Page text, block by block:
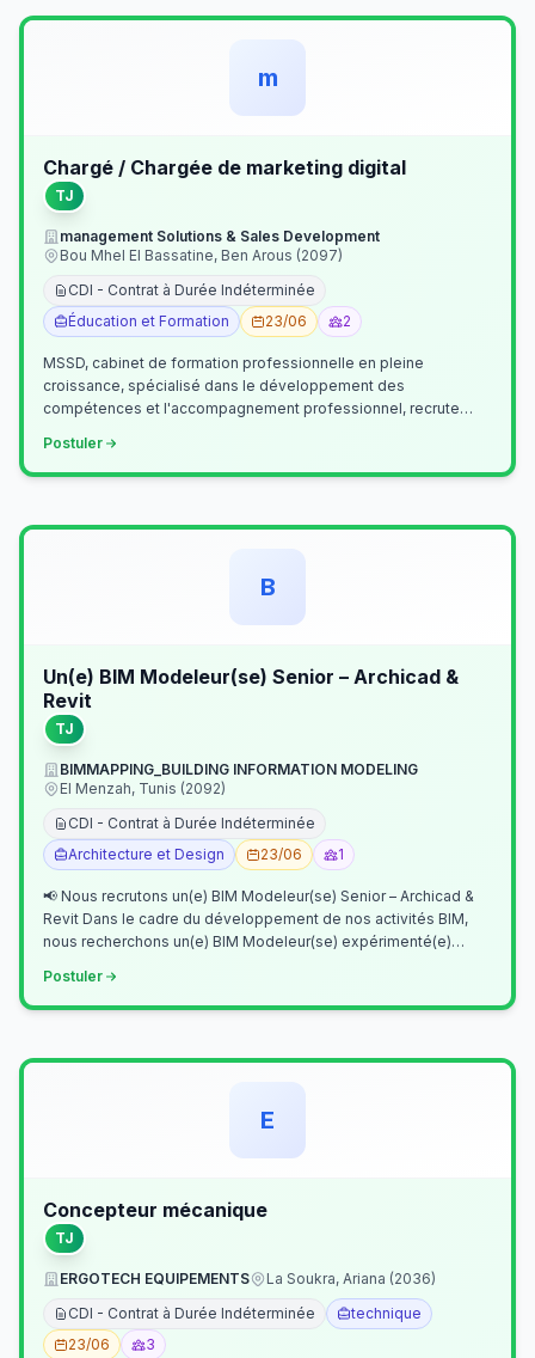
m
Chargé / Chargée de marketing digital
TJ
management Solutions & Sales Development
Bou Mhel El Bassatine, Ben Arous (2097)
CDI - Contrat à Durée Indéterminée
Éducation et Formation
23/06 2
MSSD, cabinet de formation professionnelle en pleine
croissance, spécialisé dans le développement des
compétences et l'accompagnement professionnel, recrute
Postuler
B
Un(e) BIM Modeleur(se) Senior – Archicad &
Revit
TJ
BIMMAPPING_BUILDING INFORMATION MODELING
El Menzah, Tunis (2092)
CDI - Contrat à Durée Indéterminée
Architecture et Design
23/06 1
📢 Nous recrutons un(e) BIM Modeleur(se) Senior – Archicad &
Revit Dans le cadre du développement de nos activités BIM,
nous recherchons un(e) BIM Modeleur(se) expérimenté(e)
Postuler
E
Concepteur mécanique
TJ
ERGOTECH EQUIPEMENTS
La Soukra, Ariana (2036)
CDI - Contrat à Durée Indéterminée
technique
23/06
3